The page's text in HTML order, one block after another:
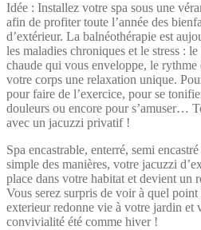
Idée : Installez votre spa sous une
afin de profiter toute l’année des
d’extérieur. La balnéothérapie est
les maladies chroniques et le stress :
chaude qui vous enveloppe, le rythme
votre corps une relaxation unique.
pour faire de l’exercice, pour se
douleurs ou encore pour s’amuser…
avec un jacuzzi privatif !
Spa encastrable, enterré, semi
simple des manières, votre jacuzzi
place dans votre habitat et devient un
Vous serez surpris de voir à quel point
exterieur redonne vie à votre jardin et
convivialité été comme hiver !